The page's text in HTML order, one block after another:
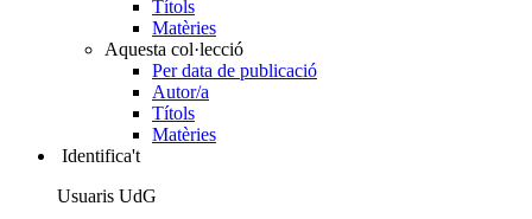
Títols
Matèries
Aquesta col·lecció
Per data de publicació
Autor/a
Títols
Matèries
Identifica't
Usuaris UdG